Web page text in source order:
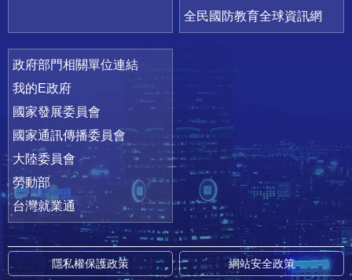
全民國防教育全球資訊網
政府部門相關單位連結
我的E政府
國家發展委員會
國家通訊傳播委員會
大陸委員會
勞動部
台灣就業通
隱私權保護政策 網站安全政策